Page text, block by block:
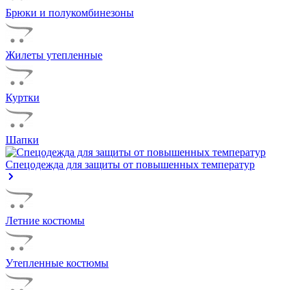
Брюки и полукомбинезоны
Жилеты утепленные
Куртки
Шапки
Спецодежда для защиты от повышенных температур
Летние костюмы
Утепленные костюмы